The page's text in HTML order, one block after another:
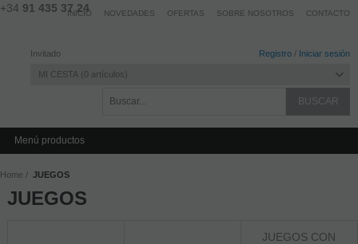
+34 91 435 37 24
Invitado Registro / Iniciar sesión
MI CESTA 0 artículos
INICIO NOVEDADES OFERTAS SOBRE NOSOTROS CONTACTO
Menú productos
Home JUEGOS
JUEGOS
JUEGOS CON